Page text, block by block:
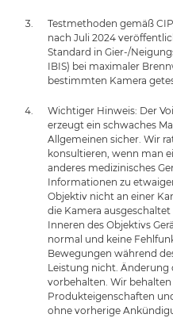
Testmethoden gemäß
nach Juli 2024
Standard in Gier-/
IBIS) bei maximaler
bestimmten Kamera
Wichtiger Hinweis: Der
erzeugt ein schwaches
Allgemeinen sicher. Wir
konsultieren, wenn man
anderes medizinisches
Informationen zu
Objektiv nicht an einer
die Kamera
Inneren des Objektivs
normal und keine
Bewegungen während
Leistung nicht. Änderung
vorbehalten. Wir
Produkteigenschaften
ohne vorherige